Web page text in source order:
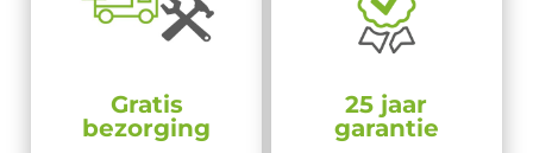
Gratis
bezorging
25 jaar
garantie